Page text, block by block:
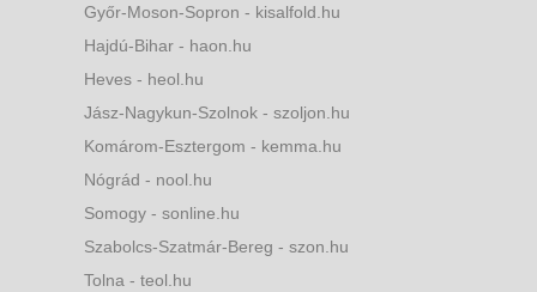
Győr-Moson-Sopron - kisalfold.hu
Hajdú-Bihar - haon.hu
Heves - heol.hu
Jász-Nagykun-Szolnok - szoljon.hu
Komárom-Esztergom - kemma.hu
Nógrád - nool.hu
Somogy - sonline.hu
Szabolcs-Szatmár-Bereg - szon.hu
Tolna - teol.hu